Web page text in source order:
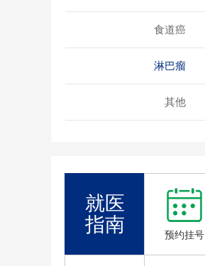
食道癌
淋巴瘤
其他
就医
指南
预约挂号